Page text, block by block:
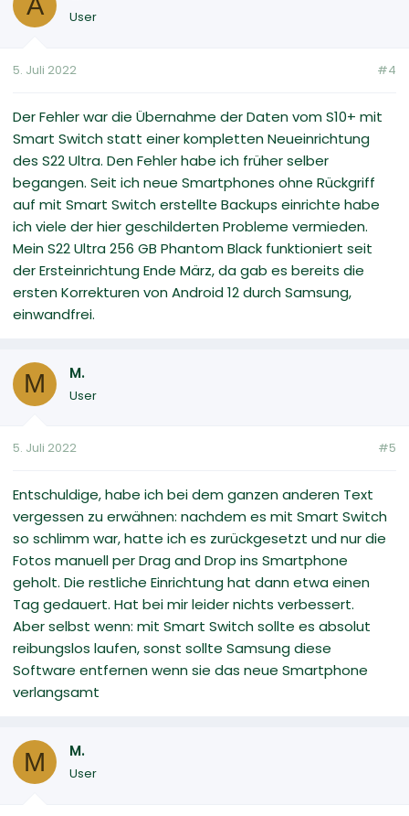
User
5. Juli 2022 #4
Der Fehler war die Übernahme der Daten vom S10+ mit
Smart Switch statt einer kompletten Neueinrichtung
des S22 Ultra. Den Fehler habe ich früher selber
begangen. Seit ich neue Smartphones ohne Rückgriff
auf mit Smart Switch erstellte Backups einrichte habe
ich viele der hier geschilderten Probleme vermieden.
Mein S22 Ultra 256 GB Phantom Black funktioniert seit
der Ersteinrichtung Ende März, da gab es bereits die
ersten Korrekturen von Android 12 durch Samsung,
einwandfrei.
M M.
User
5. Juli 2022 #5
Entschuldige, habe ich bei dem ganzen anderen Text
vergessen zu erwähnen: nachdem es mit Smart Switch
so schlimm war, hatte ich es zurückgesetzt und nur die
Fotos manuell per Drag and Drop ins Smartphone
geholt. Die restliche Einrichtung hat dann etwa einen
Tag gedauert. Hat bei mir leider nichts verbessert.
Aber selbst wenn: mit Smart Switch sollte es absolut
reibungslos laufen, sonst sollte Samsung diese
Software entfernen wenn sie das neue Smartphone
verlangsamt
M M.
User